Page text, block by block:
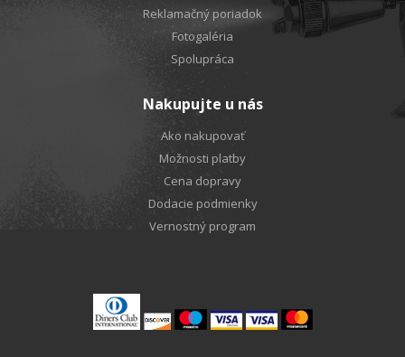
Reklamačný poriadok
Fotogaléria
Spolupráca
Nakupujte u nás
Ako nakupovať
Možnosti platby
Cena dopravy
Dodacie podmienky
Vernostný program